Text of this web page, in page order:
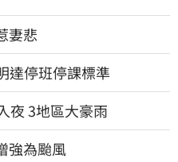
妻悲
達停班停課標準
夜 3地區大豪雨
強為颱風